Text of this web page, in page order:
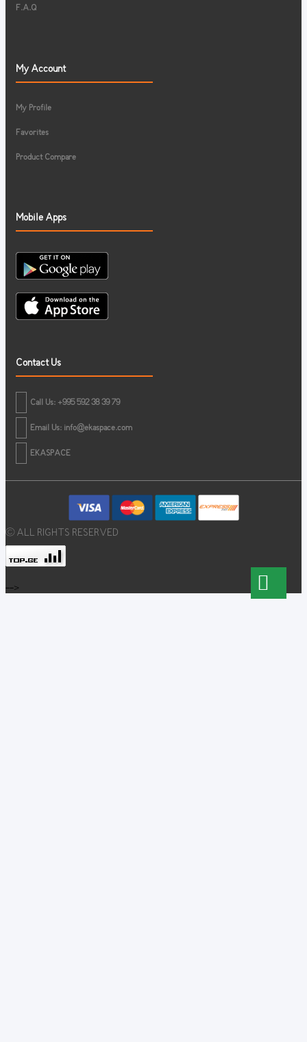
F.A.Q
My Account
My Profile
Favorites
Product Compare
Mobile Apps
Contact Us
Call Us: +995 592 38 39 79
Email Us: info@ekaspace.com
EKASPACE
© ALL RIGHTS RESERVED
-->